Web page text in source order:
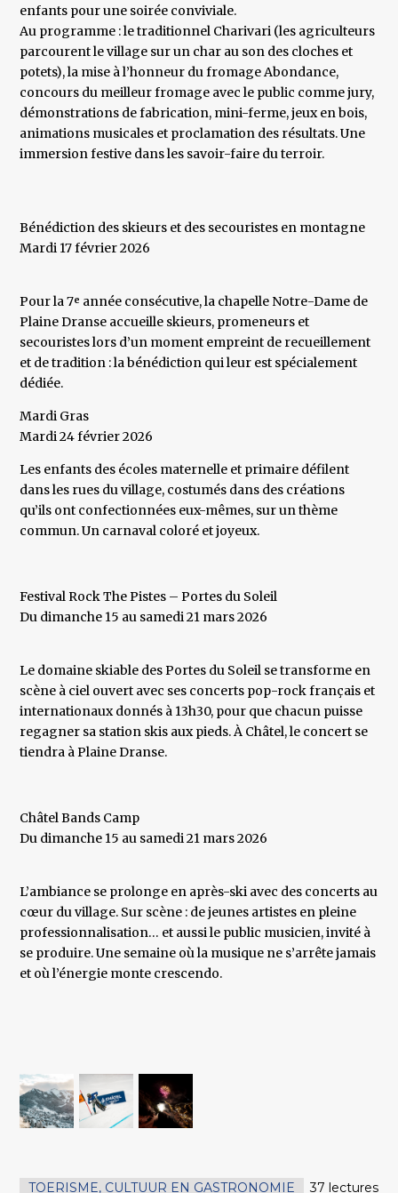
enfants pour une soirée conviviale.
Au programme : le traditionnel Charivari (les agriculteurs
parcourent le village sur un char au son des cloches et
potets), la mise à l’honneur du fromage Abondance,
concours du meilleur fromage avec le public comme jury,
démonstrations de fabrication, mini-ferme, jeux en bois,
animations musicales et proclamation des résultats. Une
immersion festive dans les savoir-faire du terroir.
Bénédiction des skieurs et des secouristes en montagne
Mardi 17 février 2026
Pour la 7ᵉ année consécutive, la chapelle Notre-Dame de
Plaine Dranse accueille skieurs, promeneurs et
secouristes lors d’un moment empreint de recueillement
et de tradition : la bénédiction qui leur est spécialement
dédiée.
Mardi Gras
Mardi 24 février 2026
Les enfants des écoles maternelle et primaire défilent
dans les rues du village, costumés dans des créations
qu’ils ont confectionnées eux-mêmes, sur un thème
commun. Un carnaval coloré et joyeux.
Festival Rock The Pistes – Portes du Soleil
Du dimanche 15 au samedi 21 mars 2026
Le domaine skiable des Portes du Soleil se transforme en
scène à ciel ouvert avec ses concerts pop-rock français et
internationaux donnés à 13h30, pour que chacun puisse
regagner sa station skis aux pieds. À Châtel, le concert se
tiendra à Plaine Dranse.
Châtel Bands Camp
Du dimanche 15 au samedi 21 mars 2026
L’ambiance se prolonge en après-ski avec des concerts au
cœur du village. Sur scène : de jeunes artistes en pleine
professionnalisation… et aussi le public musicien, invité à
se produire. Une semaine où la musique ne s’arrête jamais
et où l’énergie monte crescendo.
TOERISME, CULTUUR EN GASTRONOMIE 37 lectures